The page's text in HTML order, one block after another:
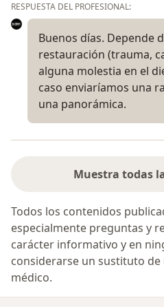
RESPUESTA DEL PROFESIONAL:
Buenos días. Depende
restauración (trauma,
alguna molestia en el
caso enviaríamos una
una panorámica.
Muestra todas
Todos los contenidos
especialmente preguntas y
carácter informativo y en
considerarse un sustituto
médico.